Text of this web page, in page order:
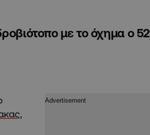
με το όχημα ο
,